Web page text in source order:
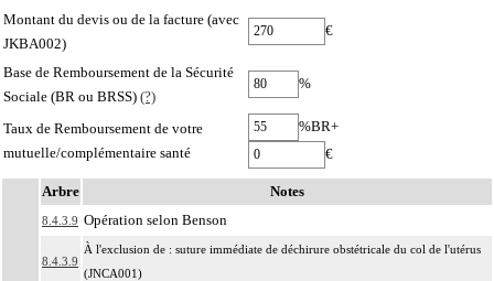
Montant du devis ou de la facture (avec
JKBA002)
€
Base de Remboursement de la Sécurité
Sociale (BR ou BRSS) (?)
%
Taux de Remboursement de votre
mutuelle/complémentaire santé
%BR+
€
Arbre Notes
8.4.3.9 Opération selon Benson
8.4.3.9
À l'exclusion de : suture immédiate de déchirure obstétricale du col de l'utérus
(JNCA001)